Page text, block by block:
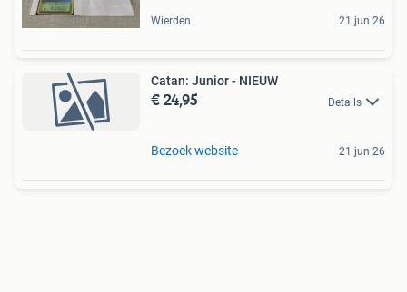
Wierden 21 jun 26
Catan: Junior - NIEUW
€ 24,95 Details
Bezoek website 21 jun 26